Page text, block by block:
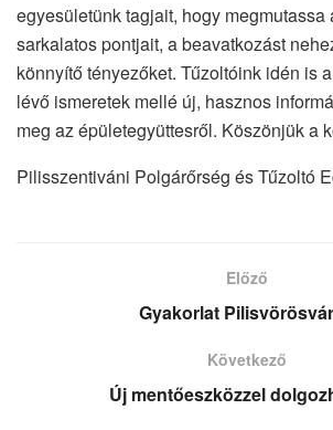
egyesületünk tagjait, hogy megmutassa
sarkalatos pontjait, a beavatkozást
könnyítő tényezőket. Tűzoltóink idén is
lévő ismeretek mellé új, hasznos
meg az épületegyüttesről. Köszönjük a
Pilisszentiváni Polgárőrség és Tűzoltó
Előző
Gyakorlat
Következő
Új mentőeszközzel